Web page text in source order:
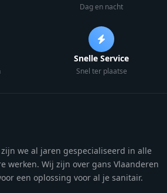
Dag en nacht
Snelle Service
Snel ter plaatse
we al jaren gespecialiseerd in alle
werken. Wij zijn over gans Vlaanderen
een oplossing voor al je sanitair.